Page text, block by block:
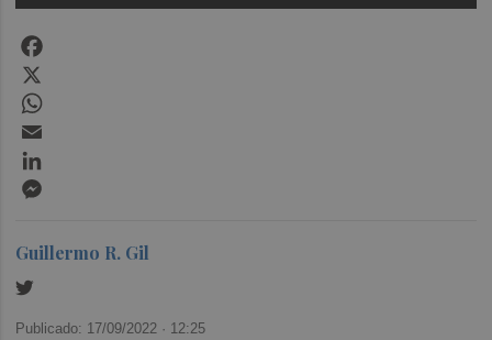
Guillermo R. Gil
Publicado: 17/09/2022 · 12:25